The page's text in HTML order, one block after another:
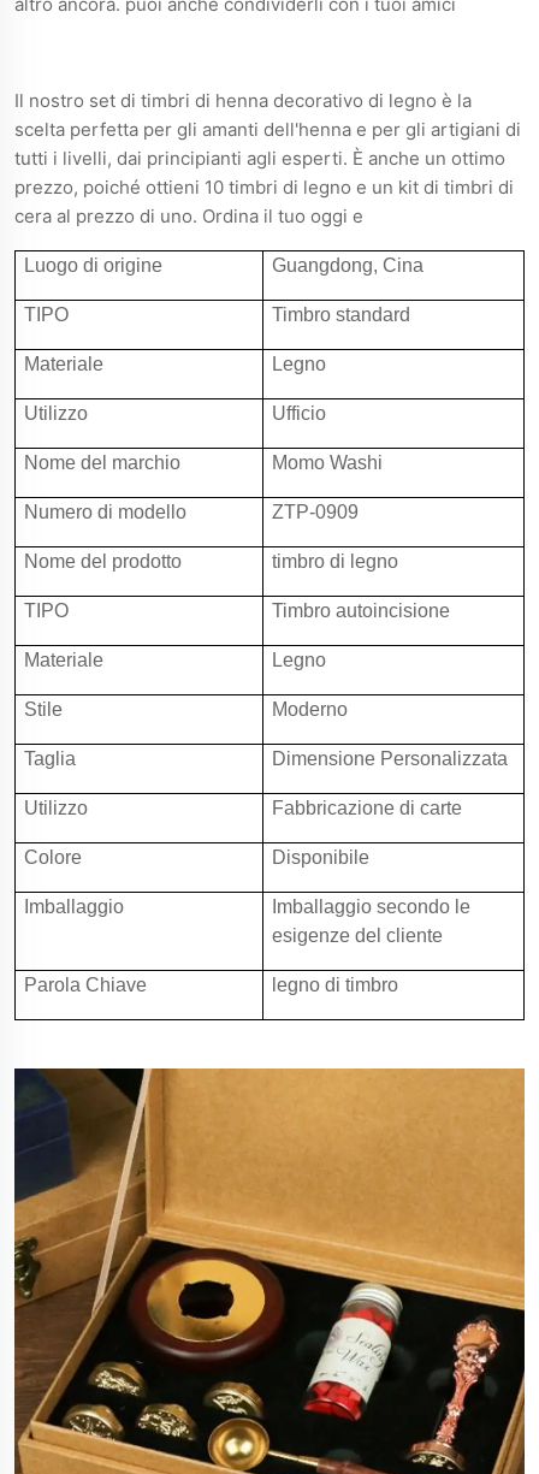
Il nostro set di timbri di henna decorativo di legno è la
scelta perfetta per gli amanti dell'henna e per gli artigiani di
tutti i livelli, dai principianti agli esperti. È anche un ottimo
prezzo, poiché ottieni 10 timbri di legno e un kit di timbri di
cera al prezzo di uno. Ordina il tuo oggi e
Luogo di origine Guangdong, Cina
TIPO Timbro standard
Materiale Legno
Utilizzo Ufficio
Nome del marchio Momo Washi
Numero di modello ZTP-0909
Nome del prodotto timbro di legno
TIPO Timbro autoincisione
Materiale Legno
Stile Moderno
Taglia Dimensione Personalizzata
Utilizzo Fabbricazione di carte
Colore Disponibile
Imballaggio
Imballaggio secondo le
esigenze del cliente
Parola Chiave legno di timbro